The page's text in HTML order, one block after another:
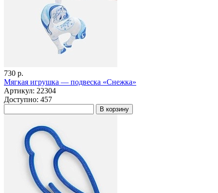
730 р.
Мягкая игрушка — подвеска «Снежка»
Артикул: 22304
Доступно: 457
В корзину